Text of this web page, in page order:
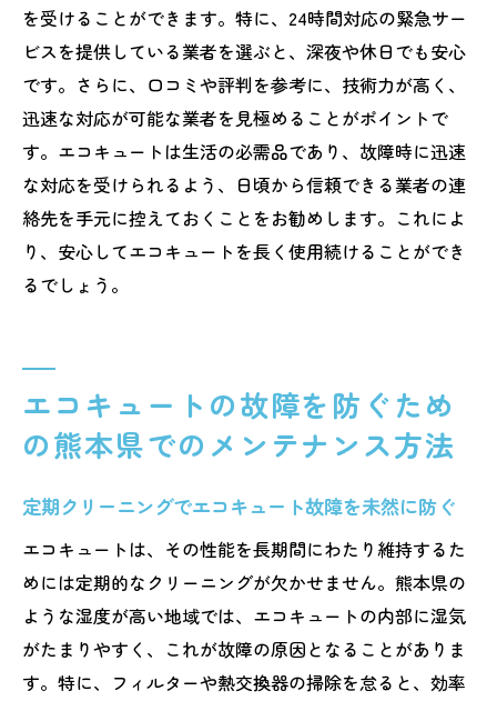
を受けることができます。特に、24時間対応の緊急サー
ビスを提供している業者を選ぶと、深夜や休日でも安心
です。さらに、口コミや評判を参考に、技術力が高く、
迅速な対応が可能な業者を見極めることがポイントで
す。エコキュートは生活の必需品であり、故障時に迅速
な対応を受けられるよう、日頃から信頼できる業者の連
絡先を手元に控えておくことをお勧めします。これによ
り、安心してエコキュートを長く使用続けることができ
るでしょう。
エコキュートの故障を防ぐため
の熊本県でのメンテナンス方法
定期クリーニングでエコキュート故障を未然に防ぐ
エコキュートは、その性能を長期間にわたり維持するた
めには定期的なクリーニングが欠かせません。熊本県の
ような湿度が高い地域では、エコキュートの内部に湿気
がたまりやすく、これが故障の原因となることがありま
す。特に、フィルターや熱交換器の掃除を怠ると、効率